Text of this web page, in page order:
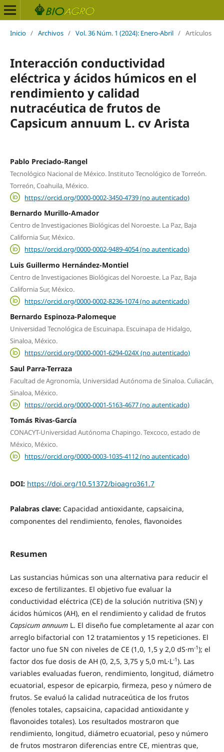
Inicio / Archivos / Vol. 36 Núm. 1 (2024): Enero-Abril / Artículos
Interacción conductividad
eléctrica y ácidos húmicos en el
rendimiento y calidad
nutracéutica de frutos de
Capsicum annuum L. cv Arista
Pablo Preciado-Rangel
Tecnológico Nacional de México. Instituto Tecnológico de Torreón.
Torreón, Coahuila, México.
https://orcid.org/0000-0002-3450-4739 (no autenticado)
Bernardo Murillo-Amador
Centro de Investigaciones Biológicas del Noroeste. La Paz, Baja
California Sur, México.
https://orcid.org/0000-0002-9489-4054 (no autenticado)
Luis Guillermo Hernández-Montiel
Centro de Investigaciones Biológicas del Noroeste. La Paz, Baja
California Sur, México.
https://orcid.org/0000-0002-8236-1074 (no autenticado)
Bernardo Espinoza-Palomeque
Universidad Tecnológica de Escuinapa. Escuinapa de Hidalgo,
Sinaloa, México.
https://orcid.org/0000-0001-6294-024X (no autenticado)
Saul Parra-Terraza
Facultad de Agronomía, Universidad Autónoma de Sinaloa. Culiacán,
Sinaloa, México.
https://orcid.org/0000-0001-5163-4677 (no autenticado)
Tomás Rivas-García
CONACYT-Universidad Autónoma Chapingo. Texcoco, estado de
México, México.
https://orcid.org/0000-0003-1035-4112 (no autenticado)
DOI: https://doi.org/10.51372/bioagro361.7
Palabras clave: Capacidad antioxidante, capsaicina,
componentes del rendimiento, fenoles, flavonoides
Resumen
Las sustancias húmicas son una alternativa para reducir el
exceso de fertilizantes. El objetivo fue evaluar la
conductividad eléctrica (CE) de la solución nutritiva (SN) y
ácidos húmicos (AH), en el rendimiento y calidad de frutos
Capsicum annuum L. El diseño fue completamente al azar con
arreglo bifactorial con 12 tratamientos y 15 repeticiones. El
factor uno fue SN con niveles de CE (1,0, 1,5 y 2,0 dS·m-1); el
factor dos fue dosis de AH (0, 2,5, 3,75 y 5,0 mL·L-1). Las
variables evaluadas fueron, rendimiento, longitud, diámetro
ecuatorial, espesor de epicarpio, firmeza, peso y número de
frutos. Se evaluó la calidad nutraceútica de los frutos
(fenoles totales, capsaicina, capacidad antioxidante y
flavonoides totales). Los resultados mostraron que
rendimiento, longitud, diámetro ecuatorial, peso y número
de frutos mostraron diferencias entre CE, mientras que,